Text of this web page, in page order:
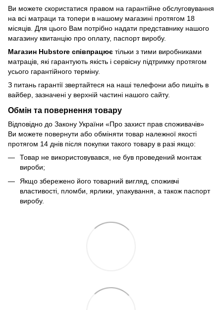
Ви можете скористатися правом на гарантійне обслуговування
на всі матраци та топери в нашому магазині протягом 18
місяців. Для цього Вам потрібно надати представнику нашого
магазину квитанцію про оплату, паспорт виробу.
Магазин Hubstore співпрацює тільки з тими виробниками
матраців, які гарантують якість і сервісну підтримку протягом
усього гарантійного терміну.
З питань гарантії звертайтеся на наші телефони або пишіть в
вайбер, зазначені у верхній частині нашого сайту.
Обмін та повернення товару
Відповідно до Закону України «Про захист прав споживачів»
Ви можете повернути або обміняти товар належної якості
протягом 14 днів після покупки такого товару в разі якщо:
Товар не використовувався, не був проведений монтаж
вироби;
Якщо збережено його товарний вигляд, споживчі
властивості, пломби, ярлики, упакування, а також паспорт
виробу.